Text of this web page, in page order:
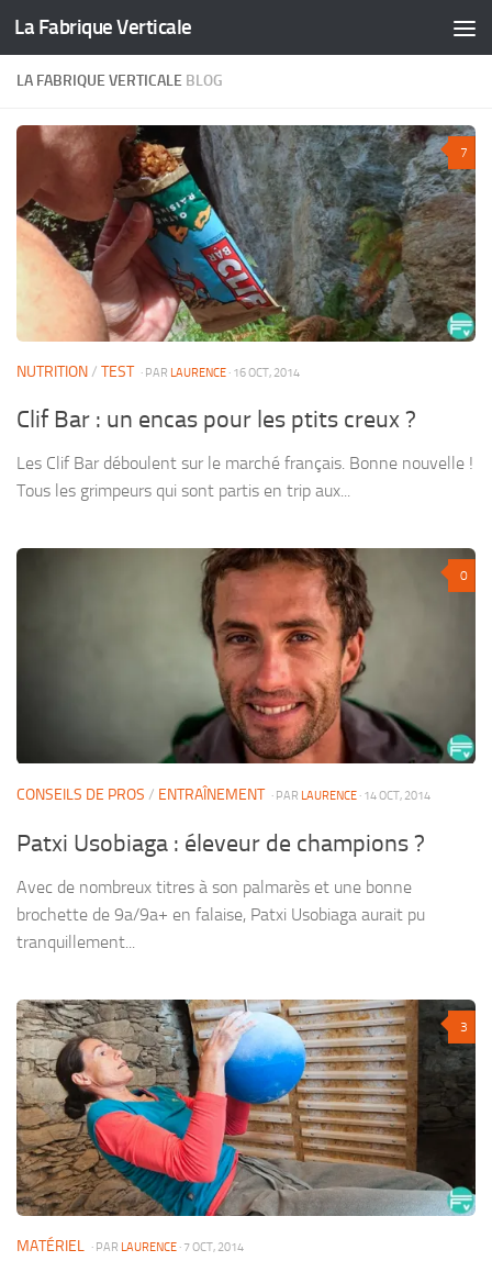
Skip to content
La Fabrique Verticale
LA FABRIQUE VERTICALE BLOG
7
NUTRITION/ TEST · PAR LAURENCE · 16 OCT, 2014
Clif Bar : un encas pour les ptits creux ?
Les Clif Bar déboulent sur le marché français. Bonne nouvelle !
Tous les grimpeurs qui sont partis en trip aux...
0
CONSEILS DE PROS / ENTRAÎNEMENT · PAR LAURENCE · 14 OCT, 2014
Patxi Usobiaga : éleveur de champions ?
Avec de nombreux titres à son palmarès et une bonne
brochette de 9a/9a+ en falaise, Patxi Usobiaga aurait pu
tranquillement...
3
MATÉRIEL · PAR LAURENCE · 7 OCT, 2014